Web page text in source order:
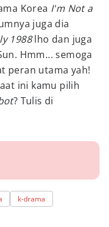
Korea I'm Not a
juga dia
1988lho dan juga
Hmm... semoga
peran utama yah!
ini kamu pilih
? Tulis di
k-drama